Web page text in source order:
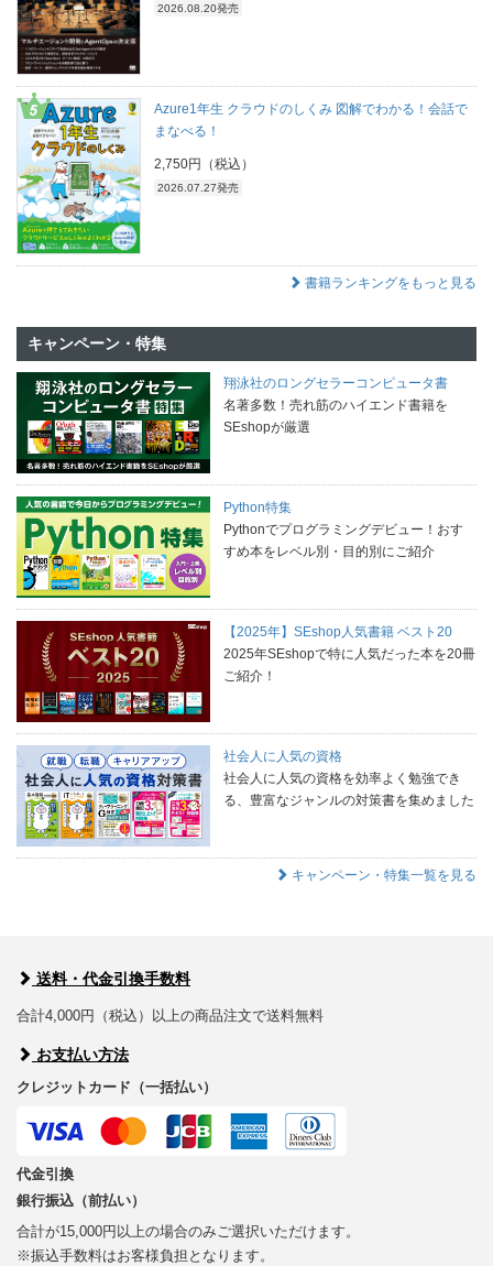
2026.08.20発売
Azure1年生 クラウドのしくみ 図解でわかる！会話で
まなべる！
2,750円（税込）
2026.07.27発売
書籍ランキングをもっと見る
キャンペーン・特集
翔泳社のロングセラーコンピュータ書
名著多数！売れ筋のハイエンド書籍を
SEshopが厳選
Python特集
Pythonでプログラミングデビュー！おす
すめ本をレベル別・目的別にご紹介
【2025年】SEshop人気書籍 ベスト20
2025年SEshopで特に人気だった本を20冊
ご紹介！
社会人に人気の資格
社会人に人気の資格を効率よく勉強でき
る、豊富なジャンルの対策書を集めました
キャンペーン・特集一覧を見る
送料・代金引換手数料
合計4,000円（税込）以上の商品注文で送料無料
お支払い方法
クレジットカード（一括払い）
代金引換
銀行振込（前払い）
合計が15,000円以上の場合のみご選択いただけます。
※振込手数料はお客様負担となります。